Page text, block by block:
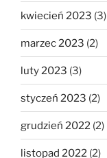
kwiecień 2023 (3)
marzec 2023 (2)
luty 2023 (3)
styczeń 2023 (2)
grudzień 2022 (2)
listopad 2022 (2)